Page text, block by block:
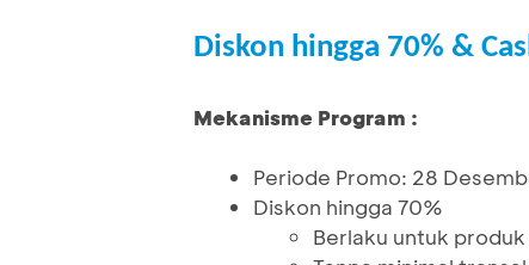
Diskon hingga 70% &
Mekanisme Program :
Periode Promo: 28
Diskon hingga 70%
Berlaku untuk produk